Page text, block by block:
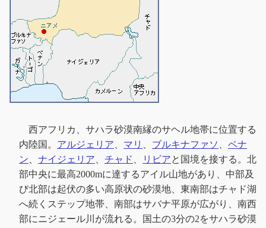
西アフリカ、サハラ砂漠南縁のサヘル地帯に位置する
内陸国。 アルジェリア マリ ブルキナファソ
ベナ
ン
ナイジェリア チャド リビアと国境を接する。北
部中央に最高2000mに達するアイル山地があり、中部及
び北部は起伏の多い高原状の砂漠地、東南部はチャド湖
へ続くステップ地帯、南部はサバナ平原が広がり、南西
部にニジェール川が流れる。国土の3分の2をサハラ砂漠